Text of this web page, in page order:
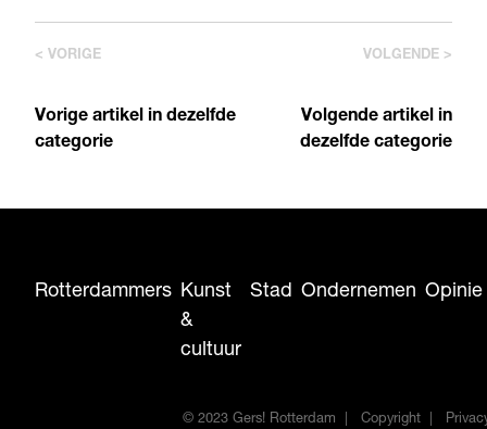
< VORIGE
Vorige artikel in dezelfde
categorie
VOLGENDE >
Volgende artikel in
dezelfde categorie
Rotterdammers Kunst
&
cultuur
Stad Ondernemen Opinie
© 2023 Gers! Rotterdam Copyright